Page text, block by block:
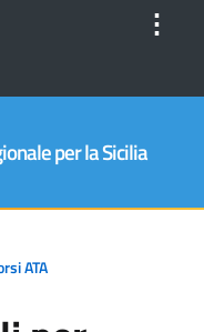
⋮
per la Sicilia
ATA